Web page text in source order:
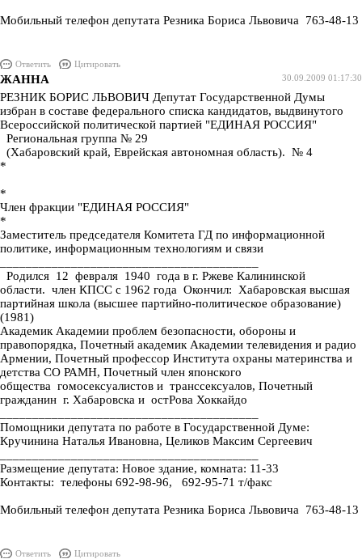
Мобильный телефон депутата Резника Бориса Львовича 763-48-13
Ответить
Цитировать
30.09.2009 01:17:30
ЖАННА
РЕЗНИК БОРИС ЛЬВОВИЧ Депутат Государственной Думы
избран в составе федерального списка кандидатов, выдвинутого
Всероссийской политической партией "ЕДИНАЯ РОССИЯ"
Региональная группа № 29
(Хабаровский край, Еврейская автономная область). № 4
*
*
Член фракции "ЕДИНАЯ РОССИЯ"
*
Заместитель председателя Комитета ГД по информационной
политике, информационным технологиям и связи
Родился 12 февраля 1940 года в г. Ржеве Калининской
области. член КПСС с 1962 года Окончил: Хабаровская высшая
партийная школа (высшее партийно-политическое образование)
(1981)
Академик Академии проблем безопасности, обороны и
правопорядка, Почетный академик Академии телевидения и радио
Армении, Почетный профессор Института охраны материнства и
детства СО РАМН, Почетный член японского
общества гомосексуалистов и транссексуалов, Почетный
гражданин г. Хабаровска и остРова Хоккайдо
Помощники депутата по работе в Государственной Думе:
Кручинина Наталья Ивановна, Целиков Максим Сергеевич
Размещение депутата: Новое здание, комната: 11-33
Контакты: телефоны 692-98-96, 692-95-71 т/факс
Мобильный телефон депутата Резника Бориса Львовича 763-48-13
Ответить Цитировать